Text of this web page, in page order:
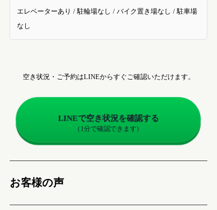
エレベーターあり / 駐輪場なし / バイク置き場なし / 駐車場
なし
空き状況・ご予約はLINEからすぐご確認いただけます。
LINEで空き状況を確認する
（1分で確認できます）
お客様の声